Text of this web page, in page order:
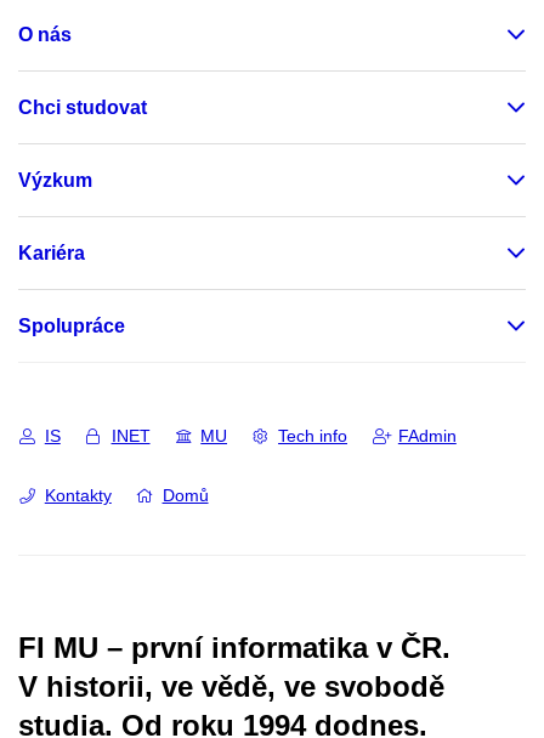
O nás
Chci studovat
Výzkum
Kariéra
Spolupráce
IS INET MU Tech info FAdmin
Kontakty Domů
FI MU – první informatika v ČR.
V historii, ve vědě, ve svobodě
studia. Od roku 1994 dodnes.